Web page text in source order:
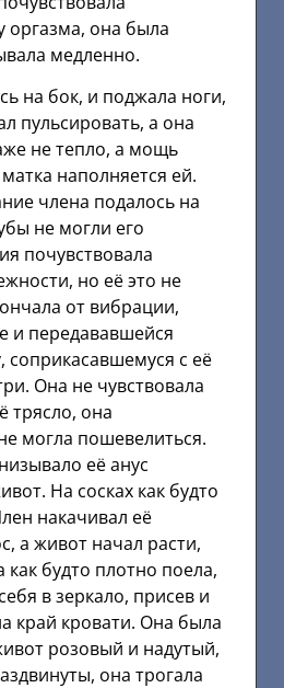
она была
медленно.
на бок, и поджала ноги,
пульсировать, а она
не тепло, а мощь
наполняется ей.
члена подалось на
не могли его
почувствовала
но её это не
от вибрации,
и передававшейся
соприкасавшемуся с её
Она не чувствовала
трясло, она
могла пошевелиться.
её анус
На сосках как будто
накачивал её
а живот начал расти,
как будто плотно поела,
в зеркало, присев и
край кровати. Она была
розовый и надутый,
она трогала